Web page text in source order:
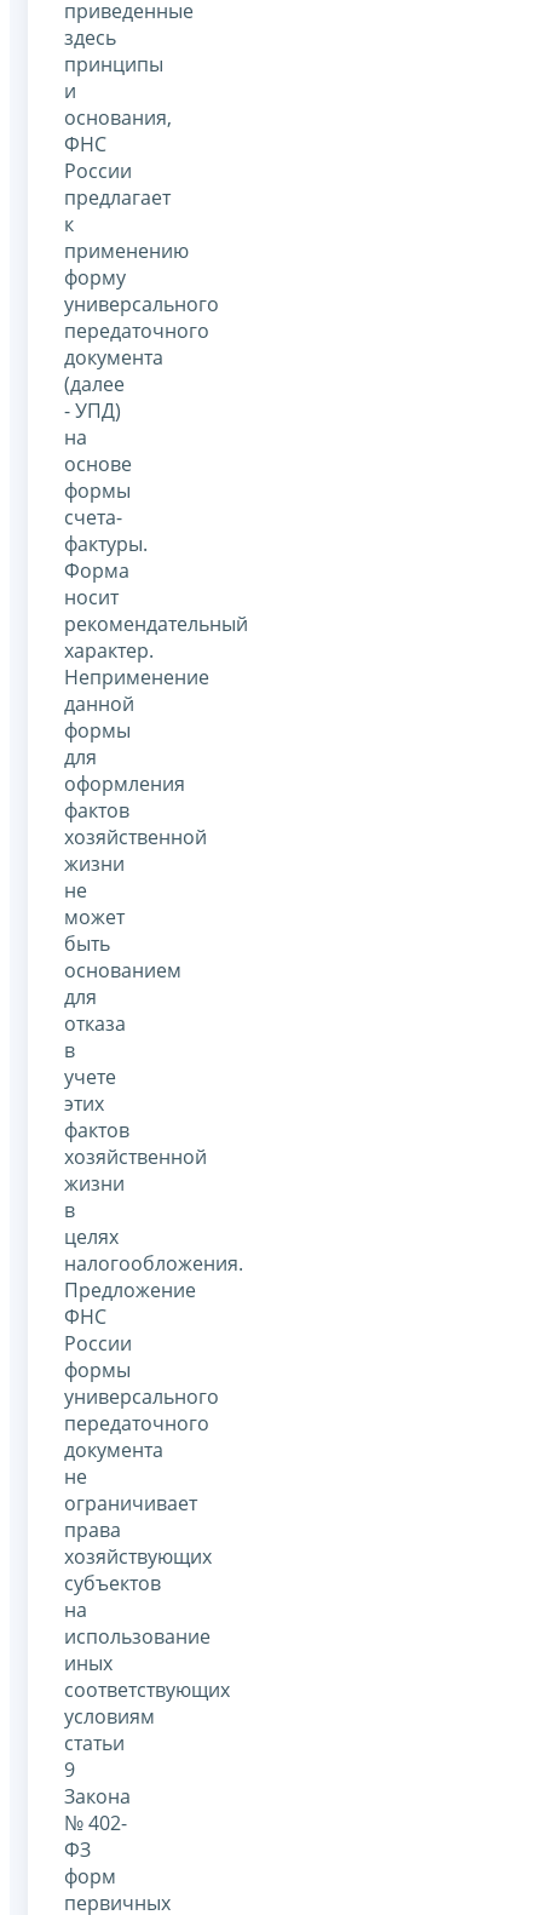
приведенные
здесь
принципы
и
основания,
ФНС
России
предлагает
к
применению
форму
универсального
передаточного
документа
(далее
- УПД)
на
основе
формы
счета-
фактуры.
Форма
носит
рекомендательный
характер.
Неприменение
данной
формы
для
оформления
фактов
хозяйственной
жизни
не
может
быть
основанием
для
отказа
в
учете
этих
фактов
хозяйственной
жизни
в
целях
налогообложения.
Предложение
ФНС
России
формы
универсального
передаточного
документа
не
ограничивает
права
хозяйствующих
субъектов
на
использование
иных
соответствующих
условиям
статьи
9
Закона
№ 402-
ФЗ
форм
первичных